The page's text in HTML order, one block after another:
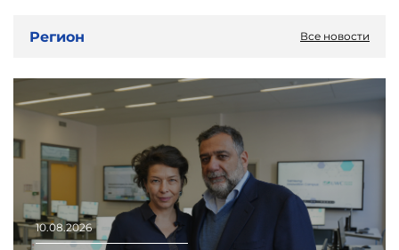
Регион Все новости
10.08.2026